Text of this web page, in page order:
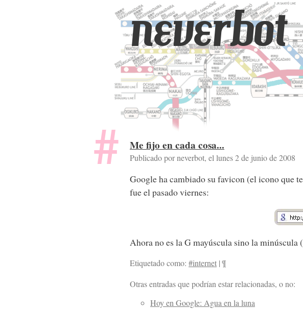
neverbot
Me fijo en cada cosa...
Publicado por neverbot, el lunes 2 de junio de 2008
Google ha cambiado su favicon (el icono que
fue el pasado viernes:
Ahora no es la G mayúscula sino la
Etiquetado como: #internet |¶
Otras entradas que podrían estar relacionadas, o no:
Hoy en Google: Agua en la luna